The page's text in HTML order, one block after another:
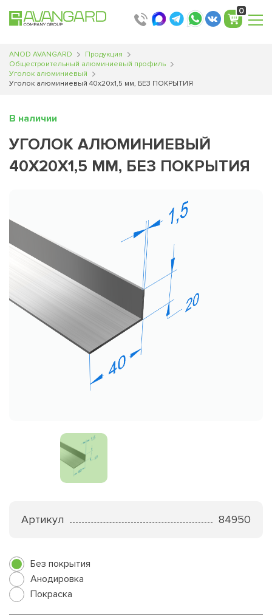
0
ANOD AVANGARD
Продукция
Общестроительный алюминиевый профиль
Уголок алюминиевый
Уголок алюминиевый 40х20х1,5 мм, БЕЗ ПОКРЫТИЯ
В наличии
УГОЛОК АЛЮМИНИЕВЫЙ
40Х20Х1,5 ММ, БЕЗ ПОКРЫТИЯ
Артикул 84950
Без покрытия
Анодировка
Покраска